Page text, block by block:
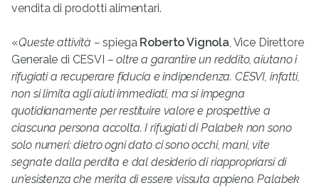
vendita di prodotti alimentari.
«Queste attività –spiega Roberto Vignola, Vice Direttore
Generale di CESVI – oltre a garantire un reddito, aiutano i
rifugiati a recuperare fiducia e indipendenza. CESVI, infatti,
non si limita agli aiuti immediati, ma si impegna
quotidianamente per restituire valore e prospettive a
ciascuna persona accolta. I rifugiati di Palabek non sono
solo numeri: dietro ogni dato ci sono occhi, mani, vite
segnate dalla perdita e dal desiderio di riappropriarsi di
un’esistenza che merita di essere vissuta appieno. Palabek